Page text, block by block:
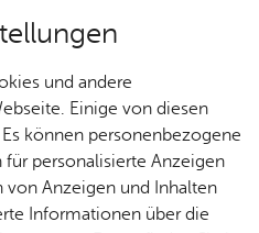
Stadt Krone Et­
und andere
Einige von diesen
können personenbezogene
für personalisierte Anzeigen
von Anzeigen und Inhalten
Informationen über die